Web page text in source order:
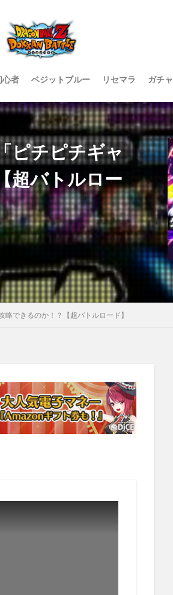
心者 ベジットブルー リセマラ ガチャ
ピチピチギャ
超バトルロー
できるのか！？【超バトルロード】